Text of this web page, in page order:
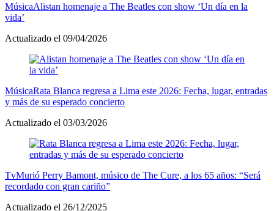
MúsicaAlistan homenaje a The Beatles con show ‘Un día en la
vida’
Actualizado el 09/04/2026
MúsicaRata Blanca regresa a Lima este 2026: Fecha, lugar, entradas
y más de su esperado concierto
Actualizado el 03/03/2026
TvMurió Perry Bamont, músico de The Cure, a los 65 años: “Será
recordado con gran cariño”
Actualizado el 26/12/2025